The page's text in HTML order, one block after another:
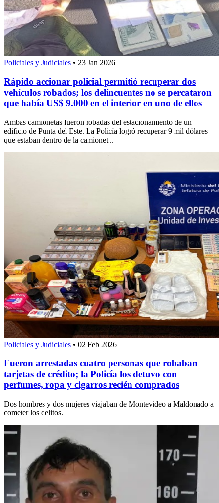
Policiales y Judiciales • 23 Jan 2026
Rápido accionar policial permitió recuperar dos
vehículos robados; los delincuentes no se percataron
que había US$ 9.000 en el interior en uno de ellos
Ambas camionetas fueron robadas del estacionamiento de un
edificio de Punta del Este. La Policía logró recuperar 9 mil dólares
que estaban dentro de la camionet...
Policiales y Judiciales • 02 Feb 2026
Fueron arrestadas cuatro personas que robaban
tarjetas de crédito; la Policía los detuvo con
perfumes, ropa y cigarros recién comprados
Dos hombres y dos mujeres viajaban de Montevideo a Maldonado a
cometer los delitos.